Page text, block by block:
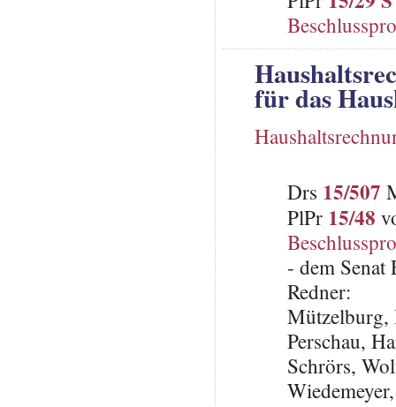
für das
Drs 15/507
PlPr 15/48
- dem Senat
Redner:
Mützelburg,
Perschau,
Schrörs,